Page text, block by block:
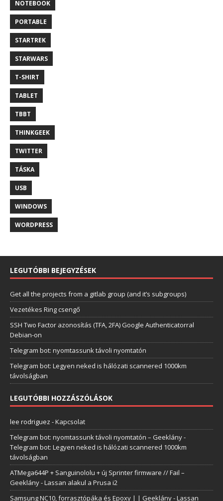
NOTEBOOK
PORTABLE
STARTREK
STARWARS
T-SHIRT
TABLET
TBBT
THINKGEEK
TWITTER
TÁSKA
USB
WINDOWS
WORDPRESS
LEGUTÓBBI BEJEGYZÉSEK
Get all the projects from a gitlab group (and it’s subgroups)
Vezetékes Ring csengő
SSH Two Factor azonosítás (TFA, 2FA) Google Authenticatorral
Debian-on
Telegram bot: nyomtassunk távoli nyomtatón
Telegram bot: Legyen neked is hálózati scannered 1000km
távolságban
LEGUTÓBBI HOZZÁSZÓLÁSOK
lee rodriguez -Kapcsolat
Telegram bot: nyomtassunk távoli nyomtatón – Geeklány-
Telegram bot: Legyen neked is hálózati scannered 1000km
távolságban
ATMega644P + Sanguinololu + új Sprinter firmware // Fail –
Geeklány-Lassan alakul a Prusa i2
Samsung NC10, forrasztópáka és Epoxy | | Geeklány-Lassan